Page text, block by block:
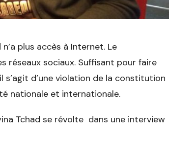
plus accès à Internet. Le
réseaux sociaux. Suffisant pour faire
d’une violation de la constitution
nationale et internationale.
Tchad se révolte dans une interview